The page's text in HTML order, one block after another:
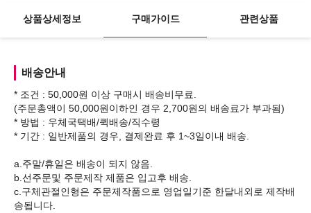
상품상세정보 구매가이드 관련상품
배송안내
* 조건 : 50,000원 이상 구매시 배송비무료.
(주문총액이 50,000원이하인 경우 2,700원의 배송료가 부과됨)
* 방법 : 우체국택배/퀵배송/직수령
* 기간 : 일반제품의 경우, 결제완료 후 1~3일이내 배송.
a.주말/휴일은 배송이 되지 않음.
b.선주문및 주문제작 제품은 입고후 배송.
c.구체관절인형은 주문제작품으로 영업일기준 한달내외로 제작배
송됩니다.